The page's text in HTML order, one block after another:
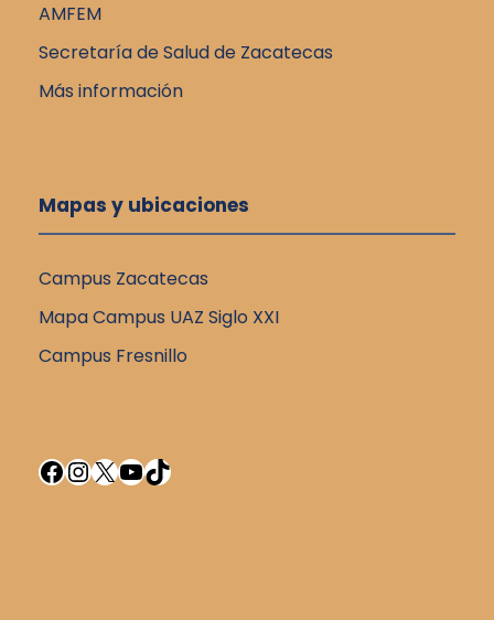
AMFEM
Secretaría de Salud de Zacatecas
Más información
Mapas y ubicaciones
Campus Zacatecas
Mapa Campus UAZ Siglo XXI
Campus Fresnillo
Facebook InstagramX YouTube TikTok